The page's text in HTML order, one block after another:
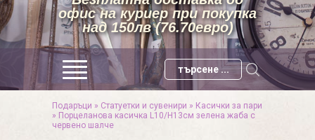
офис на куриер при покупка
над 150лв (76.70евро)
Подаръци » Статуетки и сувенири » Касички за пари
» Порцеланова касичка L10/H13см зелена жаба с
червено шалче